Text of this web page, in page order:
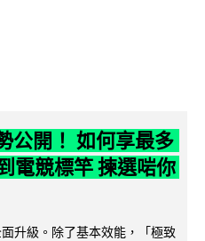
公開！ 如何享最多
電競標竿 揀選啱你
升級。除了基本效能，「極致